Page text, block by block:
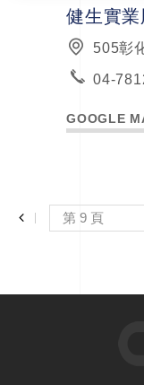
健生實業
505彰
04-
GOOGLE